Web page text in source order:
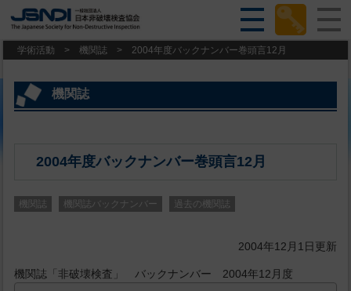
学術活動 > 機関誌 > 2004年度バックナンバー巻頭言12月
機関誌
2004年度バックナンバー巻頭言12月
機関誌 機関誌バックナンバー 過去の機関誌
2004年12月1日更新
機関誌「非破壊検査」 バックナンバー 2004年12月度